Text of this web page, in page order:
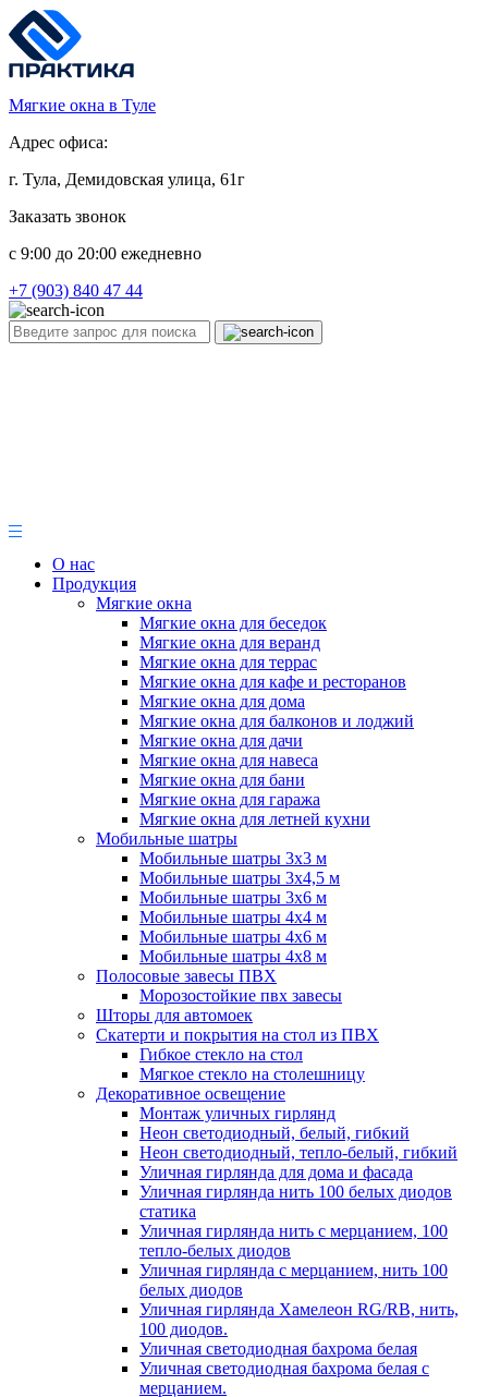
Мягкие окна в Туле
Адрес офиса:
г. Тула, Демидовская улица, 61г
Заказать звонок
c 9:00 до 20:00 ежедневно
+7 (903) 840 47 44
О нас
Продукция
Мягкие окна
Мягкие окна для беседок
Мягкие окна для веранд
Мягкие окна для террас
Мягкие окна для кафе и ресторанов
Мягкие окна для дома
Мягкие окна для балконов и лоджий
Мягкие окна для дачи
Мягкие окна для навеса
Мягкие окна для бани
Мягкие окна для гаража
Мягкие окна для летней кухни
Мобильные шатры
Мобильные шатры 3х3 м
Мобильные шатры 3х4,5 м
Мобильные шатры 3х6 м
Мобильные шатры 4х4 м
Мобильные шатры 4х6 м
Мобильные шатры 4х8 м
Полосовые завесы ПВХ
Морозостойкие пвх завесы
Шторы для автомоек
Скатерти и покрытия на стол из ПВХ
Гибкое стекло на стол
Мягкое стекло на столешницу
Декоративное освещение
Монтаж уличных гирлянд
Неон светодиодный, белый, гибкий
Неон светодиодный, тепло-белый, гибкий
Уличная гирлянда для дома и фасада
Уличная гирлянда нить 100 белых диодов
статика
Уличная гирлянда нить с мерцанием, 100
тепло-белых диодов
Уличная гирлянда с мерцанием, нить 100
белых диодов
Уличная гирлянда Хамелеон RG/RB, нить,
100 диодов.
Уличная светодиодная бахрома белая
Уличная светодиодная бахрома белая с
мерцанием.